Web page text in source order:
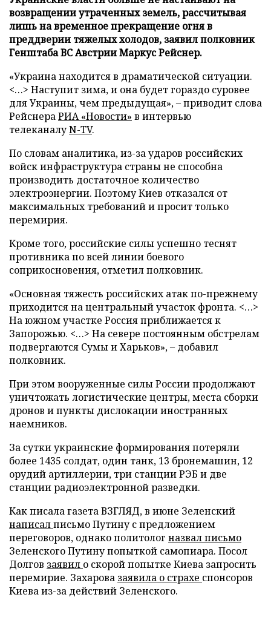
возвращении утраченных земель, рассчитывая
лишь на временное прекращение огня в
преддверии тяжелых холодов, заявил полковник
Генштаба ВС Австрии Маркус Рейснер.
«Украина находится в драматической ситуации.
<…> Наступит зима, и она будет гораздо суровее
для Украины, чем предыдущая», – приводит слова
РейснераРИА «Новости» в интервью
телеканалуN-TV.
По словам аналитика, из-за ударов российских
войск инфраструктура страны не способна
производить достаточное количество
электроэнергии. Поэтому Киев отказался от
максимальных требований и просит только
перемирия.
Кроме того, российские силы успешно теснят
противника по всей линии боевого
соприкосновения, отметил полковник.
«Основная тяжесть российских атак по-прежнему
приходится на центральный участок фронта. <…>
На южном участке Россия приближается к
Запорожью. <…> На севере постоянным обстрелам
подвергаются Сумы и Харьков», – добавил
полковник.
При этом вооруженные силы России продолжают
уничтожать логистические центры, места сборки
дронов и пункты дислокации иностранных
наемников.
За сутки украинские формирования потеряли
более 1435 солдат, один танк, 13 бронемашин, 12
орудий артиллерии, три станции РЭБ и две
станции радиоэлектронной разведки.
Как писала газета ВЗГЛЯД, в июне Зеленский
написалписьмо Путину с предложением
переговоров, однако политолог назвал письмо
Зеленского Путину попыткой самопиара. Посол
Долгов заявил о скорой попытке Киева запросить
перемирие. Захарова заявила о страхе спонсоров
Киева из-за действий Зеленского.